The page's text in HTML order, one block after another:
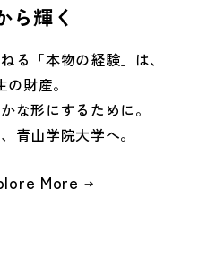
ら輝く
る「本物の経験」は、
の財産。
な形にするために。
青山学院大学へ。
More